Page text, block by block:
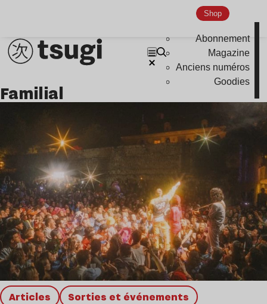
Shop
Abonnement
Magazine
Anciens numéros
Goodies
familial
Articles Sorties et événements